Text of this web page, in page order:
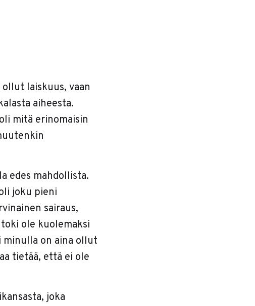
laiskuus, vaan
aiheesta.
mitä erinomaisin
edes mahdollista.
joku pieni
sairaus,
ole kuolemaksi
minulla on aina ollut
tietää, että ei ole
joka